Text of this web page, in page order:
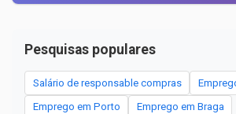
Pesquisas populares
Salário de responsable compras
Emprego em Porto Emprego em Braga